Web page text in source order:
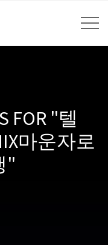
FOR "텔
마운자로
"